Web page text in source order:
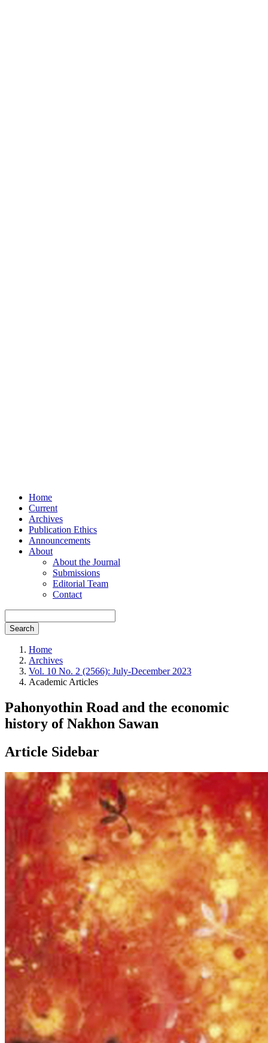
Home
Current
Archives
Publication Ethics
Announcements
About
About the Journal
Submissions
Editorial Team
Contact
Search
Home
Archives
Vol. 10 No. 2 (2566): July-December 2023
Academic Articles
Pahonyothin Road and the economic
history of Nakhon Sawan
Article Sidebar